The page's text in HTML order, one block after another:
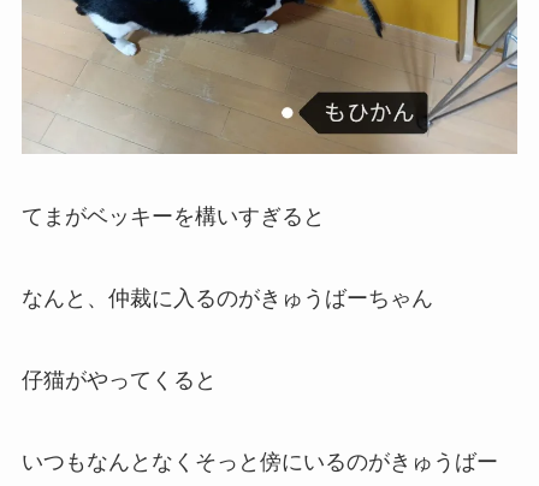
てまがベッキーを構いすぎると
なんと、仲裁に入るのがきゅうばーちゃん
仔猫がやってくると
いつもなんとなくそっと傍にいるのがきゅうばー